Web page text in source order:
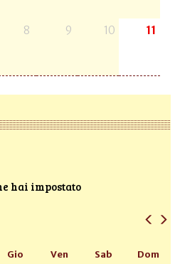
8 9 10 11
hai impostato
Gio Ven Sab Dom